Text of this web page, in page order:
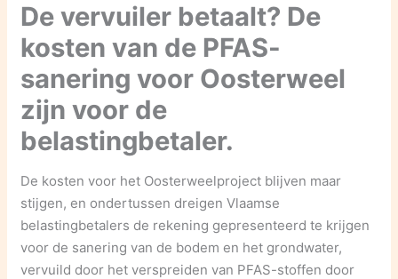
De vervuiler betaalt? De
kosten van de PFAS-
sanering voor Oosterweel
zijn voor de
belastingbetaler.
De kosten voor het Oosterweelproject blijven maar
stijgen, en ondertussen dreigen Vlaamse
belastingbetalers de rekening gepresenteerd te krijgen
voor de sanering van de bodem en het grondwater,
vervuild door het verspreiden van PFAS-stoffen door